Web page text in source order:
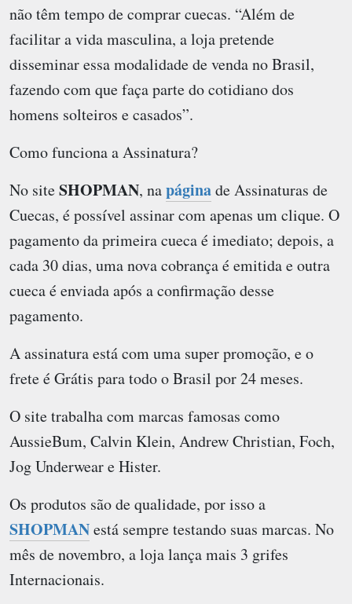
não têm tempo de comprar cuecas. “Além de
facilitar a vida masculina, a loja pretende
disseminar essa modalidade de venda no Brasil,
fazendo com que faça parte do cotidiano dos
homens solteiros e casados”.
Como funciona a Assinatura?
No siteSHOPMAN, napáginade Assinaturas de
Cuecas, é possível assinar com apenas um clique. O
pagamento da primeira cueca é imediato; depois, a
cada 30 dias, uma nova cobrança é emitida e outra
cueca é enviada após a confirmação desse
pagamento.
A assinatura está com uma super promoção, e o
frete é Grátis para todo o Brasil por 24 meses.
O site trabalha com marcas famosas como
AussieBum, Calvin Klein, Andrew Christian, Foch,
Jog Underwear e Hister.
Os produtos são de qualidade, por isso a
SHOPMANestá sempre testando suas marcas. No
mês de novembro, a loja lança mais 3 grifes
Internacionais.